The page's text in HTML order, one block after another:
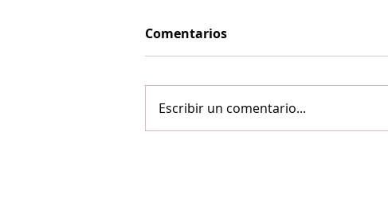
Comentarios
Escribir un comentario...